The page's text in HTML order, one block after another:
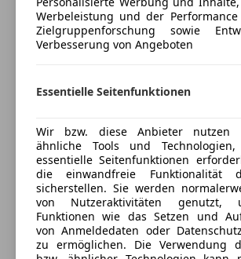
Windschott (für Cabrio)
Unterhaltung/Media
Apple CarPlay
DAB-Radio
Freisprecheinrichtung
MP3
Musikstreaming integriert
Radio
Soundsystem
USB
Ausstattung:
-schiefergrau neo
Lederumfängen
(seidenglanz)
-Adaptive Sportsitze Plus (18-Wege,
Memory-Paket
-Porsche Active Suspension
-Servolenkung Plus
-Bremssättel lackiert in Schwarz
Exclusive Manufaktur
Mehr anzeigen
Versicherungsschutz an Ihre
anpassen
Freischaden-Gutschein ab Stufe 0
Auto einfach online versichern &
Werbeleistung und der
Zielgruppenforschung sowie
Verbesserung von Angeboten
Essentielle Seitenfunktionen
Wir bzw. diese Anbieter nutzen
ähnliche Tools und
essentielle Seitenfunktionen
die einwandfreie Funktionalität
sicherstellen. Sie werden
von Nutzeraktivitäten genutzt,
Funktionen wie das Setzen und
von Anmeldedaten oder
zu ermöglichen. Die Verwendung